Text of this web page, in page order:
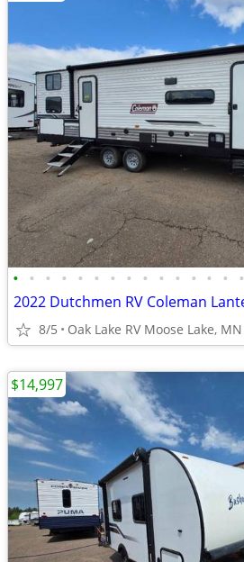
• • • • • • • • • • • • • • •
8/5 Oak Lake RV Moose Lake, MN
$14,997